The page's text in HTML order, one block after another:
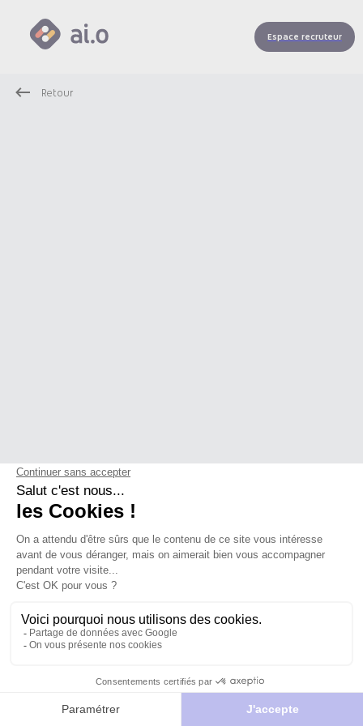
Espace recruteur
Retour